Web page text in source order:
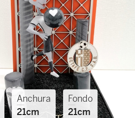
Anchura
21cm
Fondo
21cm